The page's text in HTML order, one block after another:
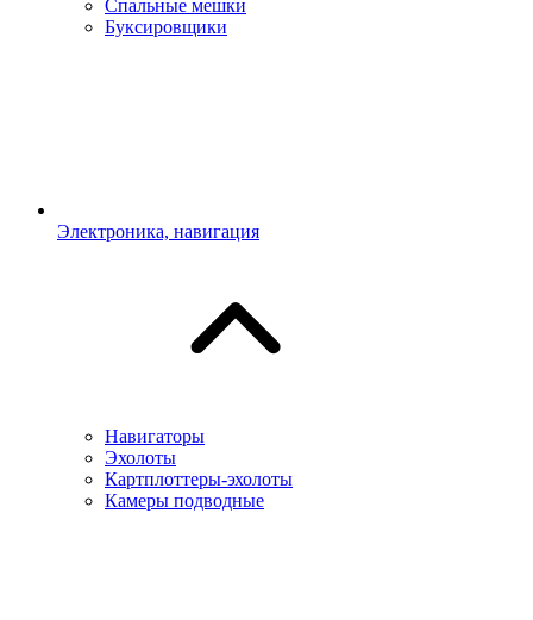
Спальные мешки
Буксировщики
Электроника, навигация
Навигаторы
Эхолоты
Картплоттеры-эхолоты
Камеры подводные